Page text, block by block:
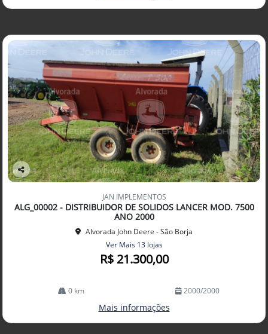
Co
arti
lhe
JAN IMPLEMENTOS
ALG_00002 - DISTRIBUIDOR DE SOLIDOS LANCER MOD. 7500
ANO 2000
Alvorada John Deere - São Borja
Ver Mais 13 lojas
R$ 21.300,00
0 km 2000/2000
Mais informações